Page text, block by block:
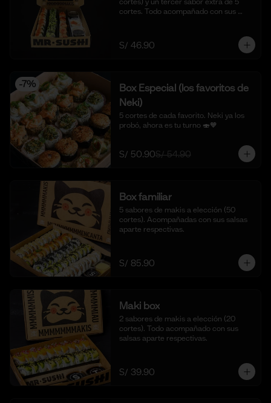
cortes. Todo acompañado con sus
S/ 46.90
-7%
Box Especial (los favoritos de
Neki)
5 cortes de cada favorito. Neki ya los
probó, ahora es tu turno 🍣🧡
S/ 50.90S/ 54.90
Box familiar
5 sabores de makis a elección (50
cortes). Acompañadas con sus salsas
aparte respectivas.
S/ 85.90
Maki box
2 sabores de makis a elección (20
cortes). Todo acompañado con sus
salsas aparte respectivas.
S/ 39.90